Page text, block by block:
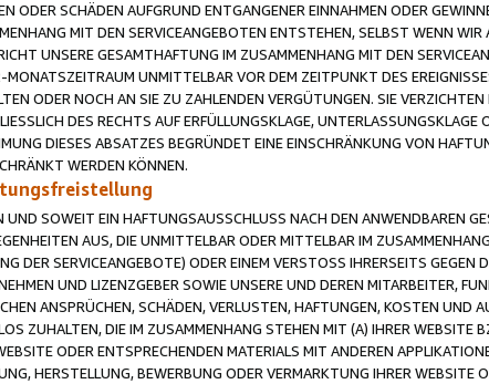
ODER SCHÄDEN AUFGRUND ENTGANGENER EINNAHMEN ODER
MIT DEN SERVICEANGEBOTEN ENTSTEHEN, SELBST WENN
UNSERE GESAMTHAFTUNG IM ZUSAMMENHANG MIT DEN
MONATSZEITRAUM UNMITTELBAR VOR DEM ZEITPUNKT DES
ODER NOCH AN SIE ZU ZAHLENDEN VERGÜTUNGEN. SIE
DES RECHTS AUF ERFÜLLUNGSKLAGE,
DIESES ABSATZES BEGRÜNDET EINE EINSCHRÄNKUNG VON
WERDEN KÖNNEN.
UND SOWEIT EIN HAFTUNGSAUSSCHLUSS NACH DEN ANWENDBAREN
AUS, DIE UNMITTELBAR ODER MITTELBAR IM
DER SERVICEANGEBOTE) ODER EINEM VERSTOSS IHRERSEITS
UND LIZENZGEBER SOWIE UNSERE UND DEREN MITARBEITER,
ANSPRÜCHEN, SCHÄDEN, VERLUSTEN, HAFTUNGEN, KOSTEN UND
ZUHALTEN, DIE IM ZUSAMMENHANG STEHEN MIT (A) IHRER WEBSITE
ODER ENTSPRECHENDEN MATERIALS MIT ANDEREN
HERSTELLUNG, BEWERBUNG ODER VERMARKTUNG IHRER WEBSITE